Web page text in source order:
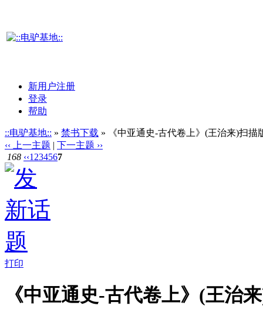
新用户注册
登录
帮助
::电驴基地:: » 禁书下载 » 《中亚通史-古代卷上》(王治来)扫描
‹‹ 上一主题 | 下一主题 ››
168 ‹‹1 234567
打印
《中亚通史-古代卷上》(王治